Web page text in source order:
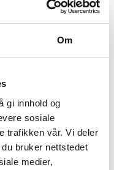
Om
gi innhold og
sosiale
trafikken vår. Vi deler
bruker nettstedet
medier,